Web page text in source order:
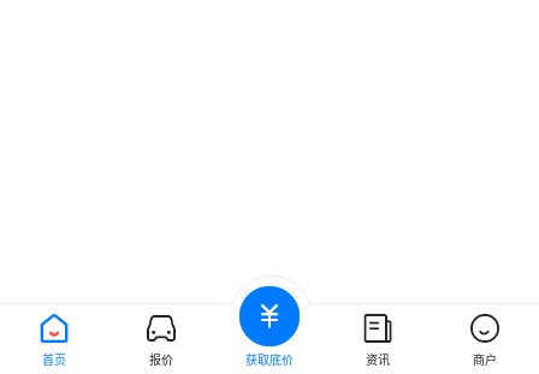
首页 报价 获取底价 资讯 商户